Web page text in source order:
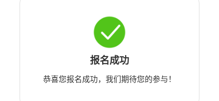
报名成功
恭喜您报名成功，我们期待您的参与！